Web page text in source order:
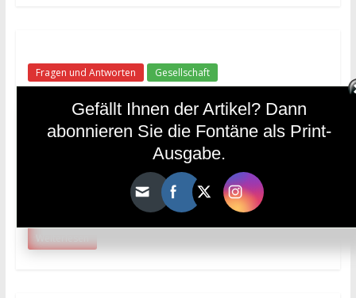
Fragen und Antworten Gesellschaft
Die Organisation, die den Islam
tragen kann
25. November 2024 diefontäne
Von Hikmet Işık Frage: „Es wird gesagt, dass der Islam nur
von einer Organisation getragen werden kann, die die
Gefällt Ihnen der Artikel? Dann
abonnieren Sie die Fontäne als Print-
Ausgabe.